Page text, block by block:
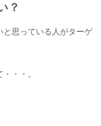
？
と思っている人がターゲ
・・。